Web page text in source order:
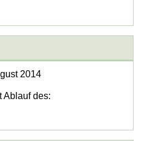
2014
Ablauf des: